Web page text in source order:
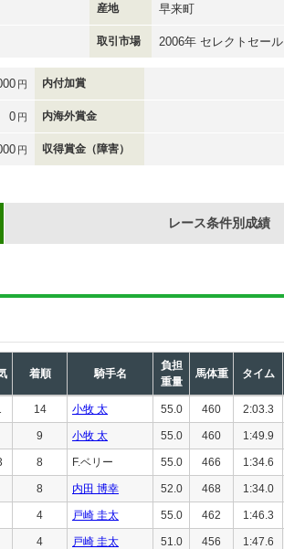
産地 早来町
取引市場 2006年 セレクトセール
円 内付加賞
0 円 内海外賞金
円 収得賞金（障害）
レース条件別成績
着順 騎手名
負担
重量
馬体重 タイム
14 小牧 太 55.0 460 2:03.3
9 小牧 太 55.0 460 1:49.9
8 F.ベリー 55.0 466 1:34.6
8 内田 博幸 52.0 468 1:34.0
4 戸崎 圭太 55.0 462 1:46.3
4 戸崎 圭太 51.0 456 1:47.6